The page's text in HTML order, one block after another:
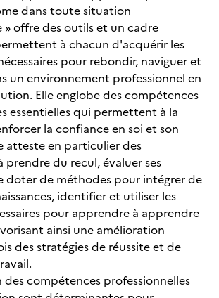
dans toute situation
» offre des outils et un cadre
à chacun d'acquérir les
pour rebondir, naviguer et
un environnement professionnel en
Elle englobe des compétences
essentielles qui permettent à la
la confiance en soi et son
atteste en particulier des
prendre du recul, évaluer ses
doter de méthodes pour intégrer de
identifier et utiliser les
pour apprendre à apprendre
ainsi une amélioration
des stratégies de réussite et de
des compétences professionnelles